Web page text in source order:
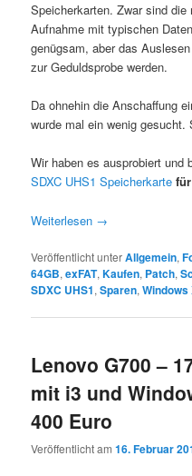
Speicherkarten. Zwar sind
Aufnahme mit typischen
genügsam, aber das
zur Geduldsprobe werden.
Da ohnehin die Anschaffung
wurde mal ein wenig
Wir haben es ausprobiert und
SDXC UHS1 Speicherkarte
Weiterlesen →
Veröffentlicht unterAllgemein,
64GB,exFAT,Kaufen, Patch,
SDXC UHS1,Sparen,Windows
Lenovo G700 –
mit i3 und
400 Euro
Veröffentlicht am16. Februar